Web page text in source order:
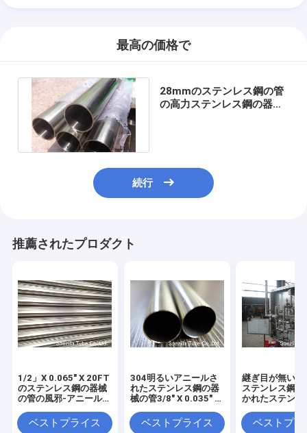
最高の価格で
28mmのステンレス鋼の管
の高力ステンレス鋼の器械
続行
推薦されたプロダクト
1/2」X 0.065" X 20FT
のステンレス鋼の器械
の管の風邪-アニールさ
ベストプライス
304明るいアニールさ
れたステンレス鋼の器
械の管3/8" X 0.035" X
ベストプライス
継ぎ目が無い
ステンレス鋼の
かれたステンレ
ベストプラ